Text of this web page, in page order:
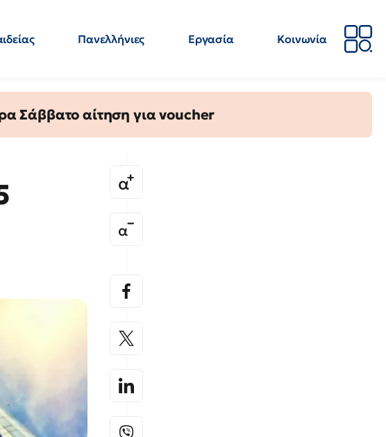
Πανελλήνιες Εργασία
Κοινωνία
Σάββατο αίτηση για voucher